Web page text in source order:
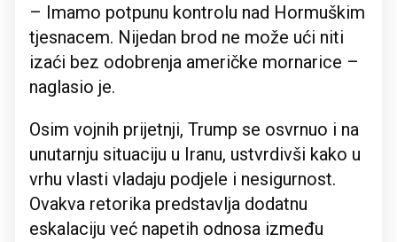
– Imamo potpunu kontrolu nad Hormuškim
tjesnacem. Nijedan brod ne može ući niti
izaći bez odobrenja američke mornarice –
naglasio je.
Osim vojnih prijetnji, Trump se osvrnuo i na
unutarnju situaciju u Iranu, ustvrdivši kako u
vrhu vlasti vladaju podjele i nesigurnost.
Ovakva retorika predstavlja dodatnu
eskalaciju već napetih odnosa između